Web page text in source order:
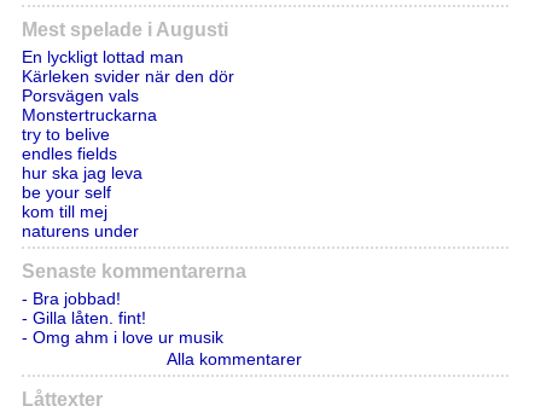
Mest spelade i Augusti
En lyckligt lottad man
Kärleken svider när den dör
Porsvägen vals
Monstertruckarna
try to belive
endles fields
hur ska jag leva
be your self
kom till mej
naturens under
Senaste kommentarerna
- Bra jobbad!
- Gilla låten. fint!
- Omg ahm i love ur musik
Alla kommentarer
Låttexter